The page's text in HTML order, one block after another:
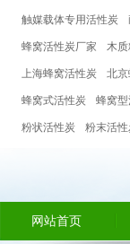
触媒载体专用活性炭
蜂窝活性炭厂家 木
上海蜂窝活性炭 北
蜂窝式活性炭 蜂窝
粉状活性炭 粉末活
网站首页